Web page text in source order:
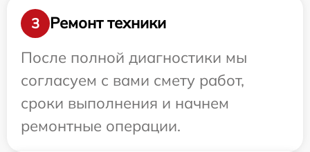
3
Ремонт техники
После полной диагностики мы
согласуем с вами смету работ,
сроки выполнения и начнем
ремонтные операции.